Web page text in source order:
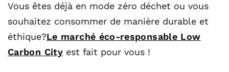
Vous êtes déjà en mode zéro déchet ou vous
souhaitez consommer de manière durable et
éthique?Le marché éco-responsable Low
Carbon City est fait pour vous !